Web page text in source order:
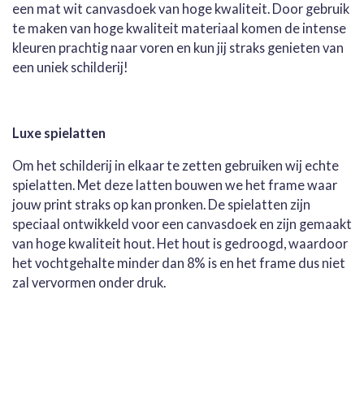
een mat wit canvasdoek van hoge kwaliteit. Door gebruik
te maken van hoge kwaliteit materiaal komen de intense
kleuren prachtig naar voren en kun jij straks genieten van
een uniek schilderij!
Luxe spielatten
Om het schilderij in elkaar te zetten gebruiken wij echte
spielatten. Met deze latten bouwen we het frame waar
jouw print straks op kan pronken. De spielatten zijn
speciaal ontwikkeld voor een canvasdoek en zijn gemaakt
van hoge kwaliteit hout. Het hout is gedroogd, waardoor
het vochtgehalte minder dan 8% is en het frame dus niet
zal vervormen onder druk.